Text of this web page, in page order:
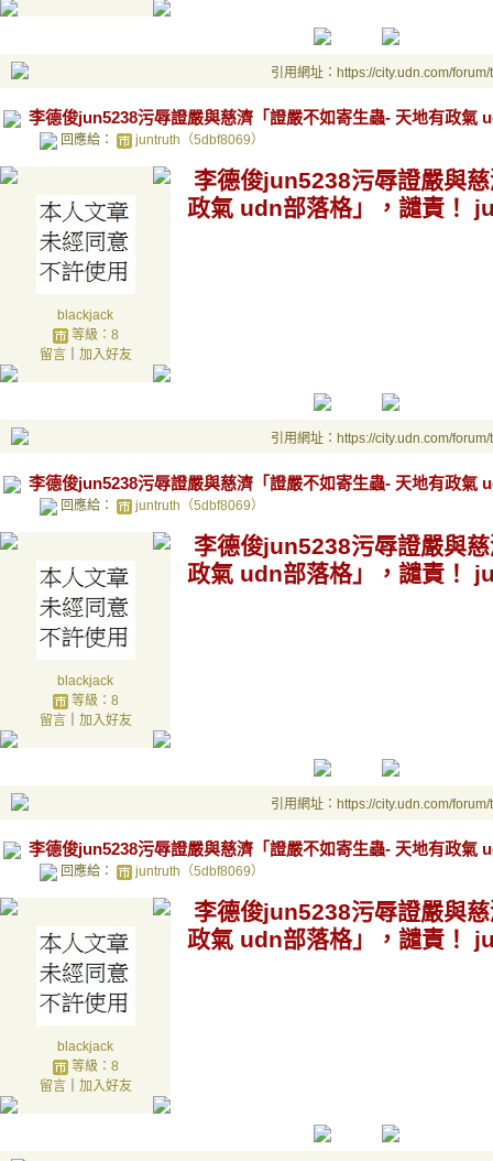
引用網址：https://city.udn.com/
李德俊jun5238污辱證嚴與慈濟「證嚴不如寄生蟲- 天地有政氣
回應給： juntruth（5dbf8069）
blackjack
等級：8
留言｜ 加入好友
李德俊jun5238污辱證嚴與
政氣 udn部落格」，譴責！
引用網址：https://city.udn.com/
李德俊jun5238污辱證嚴與慈濟「證嚴不如寄生蟲- 天地有政氣
回應給： juntruth（5dbf8069）
blackjack
等級：8
留言｜ 加入好友
李德俊jun5238污辱證嚴與
政氣 udn部落格」，譴責！
引用網址：https://city.udn.com/
李德俊jun5238污辱證嚴與慈濟「證嚴不如寄生蟲- 天地有政氣
回應給： juntruth（5dbf8069）
blackjack
等級：8
留言｜ 加入好友
李德俊jun5238污辱證嚴與
政氣 udn部落格」，譴責！